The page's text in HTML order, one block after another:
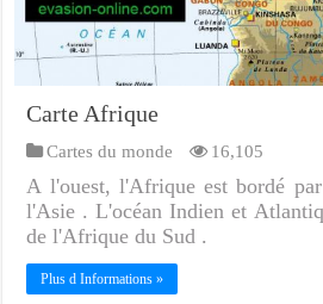
Carte Afrique
Cartes du monde 16,105
A l'ouest, l'Afrique est bordé
l'Asie . L'océan Indien et
de l'Afrique du Sud .
Plus d Informations »